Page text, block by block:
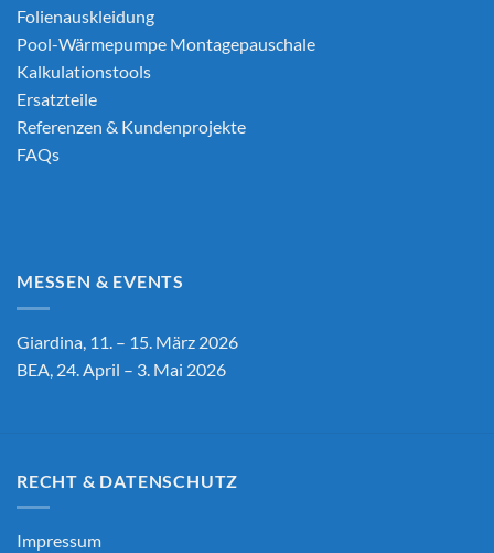
Folienauskleidung
Pool-Wärmepumpe Montagepauschale
Kalkulationstools
Ersatzteile
Referenzen & Kundenprojekte
FAQs
MESSEN & EVENTS
Giardina, 11. – 15. März 2026
BEA, 24. April – 3. Mai 2026
RECHT & DATENSCHUTZ
Impressum